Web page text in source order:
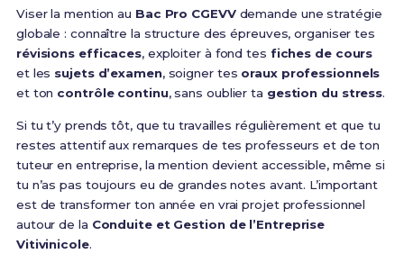
Viser la mention au Bac Pro CGEVVdemande une stratégie
globale : connaître la structure des épreuves, organiser tes
révisions efficaces, exploiter à fond tes fiches de cours
et les sujets d’examen, soigner tes oraux professionnels
et ton contrôle continu, sans oublier ta gestion du stress.
Si tu t’y prends tôt, que tu travailles régulièrement et que tu
restes attentif aux remarques de tes professeurs et de ton
tuteur en entreprise, la mention devient accessible, même si
tu n’as pas toujours eu de grandes notes avant. L’important
est de transformer ton année en vrai projet professionnel
autour de la Conduite et Gestion de l’Entreprise
Vitivinicole.